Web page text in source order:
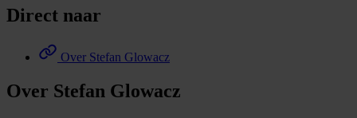
Direct naar
Over Stefan Glowacz
Over Stefan Glowacz